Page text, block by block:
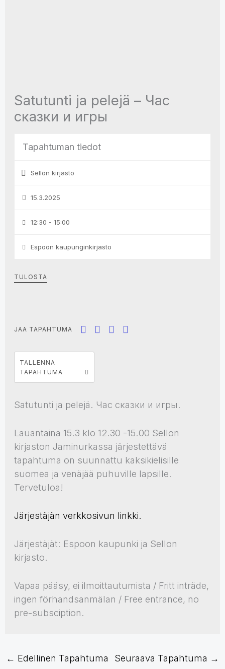
Satutunti ja pelejä – Час
сказки и игры
Tapahtuman tiedot
Sellon kirjasto
15.3.2025
12:30 - 15:00
Espoon kaupunginkirjasto
TULOSTA
JAA TAPAHTUMA
TALLENNA
TAPAHTUMA
Satutunti ja pelejä. Час сказки и игры.
Lauantaina 15.3 klo 12.30 -15.00 Sellon
kirjaston Jaminurkassa järjestettävä
tapahtuma on suunnattu kaksikielisille
suomea ja venäjää puhuville lapsille.
Tervetuloa!
Järjestäjän verkkosivun linkki.
Järjestäjät: Espoon kaupunki ja Sellon
kirjasto.
Vapaa pääsy, ei ilmoittautumista / Fritt inträde,
ingen förhandsanmälan / Free entrance, no
pre-subsciption.
← Edellinen Tapahtuma Seuraava Tapahtuma →